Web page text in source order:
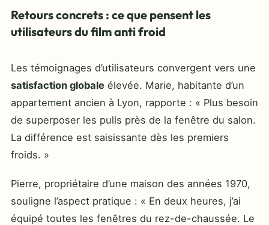
Retours concrets : ce que pensent les
utilisateurs du film anti froid
Les témoignages d’utilisateurs convergent vers une
satisfaction globale élevée. Marie, habitante d’un
appartement ancien à Lyon, rapporte : « Plus besoin
de superposer les pulls près de la fenêtre du salon.
La différence est saisissante dès les premiers
froids. »
Pierre, propriétaire d’une maison des années 1970,
souligne l’aspect pratique : « En deux heures, j’ai
équipé toutes les fenêtres du rez-de-chaussée. Le